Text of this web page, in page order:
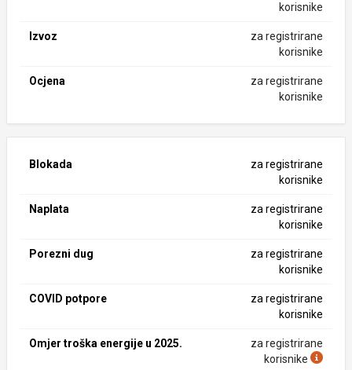
korisnike
Izvoz
za registrirane
korisnike
Ocjena
za registrirane
korisnike
Blokada
za registrirane
korisnike
Naplata
za registrirane
korisnike
Porezni dug
za registrirane
korisnike
COVID potpore
za registrirane
korisnike
Omjer troška energije u 2025.
za registrirane
korisnike